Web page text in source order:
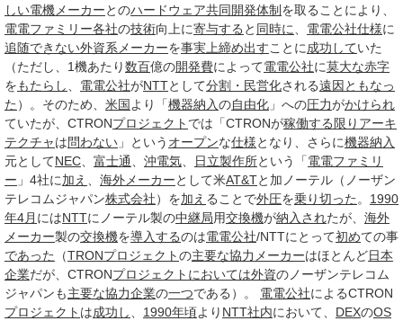
しい電機メーカーとのハードウェア共同開発体制 を取ることにより、
電電ファミリー各社の技術向上に寄与する と 同時に 電電公社仕様に
追随できない外資系 メーカーを事実上締め出すことに成功していた
（ただし、1機あたり数百億の開発費によって電電公社に莫大な赤字
をもたらし 電電公社がNTTとして分割・民営化される遠因 ともなっ
た ）。そのため、 米国 より「機器納入の自由化 」への圧力がかけられ
ていたが、CTRONプロジェクト では「CTRONが稼働する 限り アーキ
テクチャは問わない 」という オープンな仕様となり、さらに機器納入
元としてNEC 富士通 沖電気 日立製作所という「電電ファミリ
ー 」4社に加え 海外メーカーとして米AT&Tと加ノーテル（ノーザン
テレコムジャパン株式会社）を加え ることで外圧を乗り切った 。 1990
年4月 にはNTTにノーテル製の中継局用交換機が納入されたが、 海外
メーカー製の交換機を導入するのは電電公社/NTTにとって初めての事
であった
（TRONプロジェクトの主要な協力 メーカーはほとんど日本
企業だが、CTRONプロジェクト においては外資のノーザンテレコム
ジャパンも主要な協力企業の一つである）。 電電公社によるCTRON
プロジェクト は成功し 1990年頃より NTT社内において、 DEXのOS